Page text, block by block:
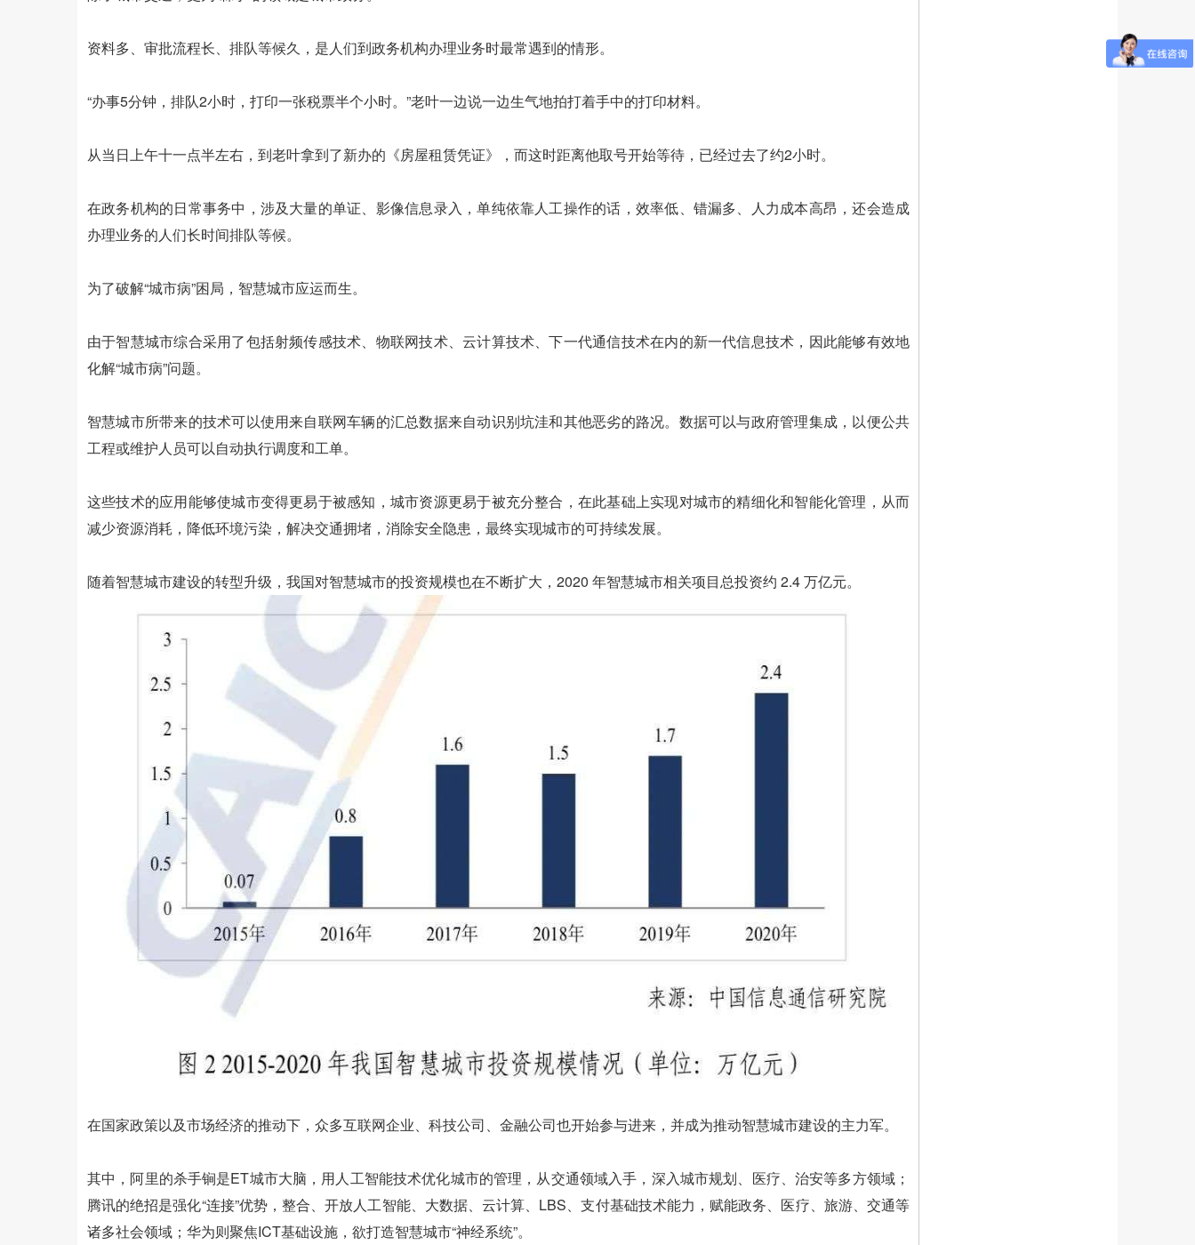
资料多、审批流程长、排队等候久，是人们到政务机构办理业务时最常遇到的情形。
“办事5分钟，排队2小时，打印一张税票半个小时。”老叶一边说一边生气地拍打着手中的打印材料。
从当日上午十一点半左右，到老叶拿到了新办的《房屋租赁凭证》，而这时距离他取号开始等待，已经过去了约2小时。
在政务机构的日常事务中，涉及大量的单证、影像信息录入，单纯依靠人工操作的话，效率低、错漏多、人力成本高昂，还会造成
办理业务的人们长时间排队等候。
为了破解“城市病”困局，智慧城市应运而生。
由于智慧城市综合采用了包括射频传感技术、物联网技术、云计算技术、下一代通信技术在内的新一代信息技术，因此能够有效地
化解“城市病”问题。
智慧城市所带来的技术可以使用来自联网车辆的汇总数据来自动识别坑洼和其他恶劣的路况。数据可以与政府管理集成，以便公共
工程或维护人员可以自动执行调度和工单。
这些技术的应用能够使城市变得更易于被感知，城市资源更易于被充分整合，在此基础上实现对城市的精细化和智能化管理，从而
减少资源消耗，降低环境污染，解决交通拥堵，消除安全隐患，最终实现城市的可持续发展。
随着智慧城市建设的转型升级，我国对智慧城市的投资规模也在不断扩大，2020 年智慧城市相关项目总投资约 2.4 万亿元。
在国家政策以及市场经济的推动下，众多互联网企业、科技公司、金融公司也开始参与进来，并成为推动智慧城市建设的主力军。
其中，阿里的杀手锏是ET城市大脑，用人工智能技术优化城市的管理，从交通领域入手，深入城市规划、医疗、治安等多方领域；
腾讯的绝招是强化“连接”优势，整合、开放人工智能、大数据、云计算、LBS、支付基础技术能力，赋能政务、医疗、旅游、交通等
诸多社会领域；华为则聚焦ICT基础设施，欲打造智慧城市“神经系统”。